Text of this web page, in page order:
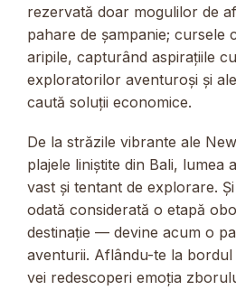
rezervată doar mogulilor de
pahare de șampanie; cursele
aripile, capturând aspirațiile
exploratorilor aventuroși și
caută soluții economice.
De la străzile vibrante ale
plajele liniștite din Bali, lumea
vast și tentant de explorare.
odată considerată o etapă
destinație — devine acum o
aventurii. Aflându-te la
vei redescoperi emoția